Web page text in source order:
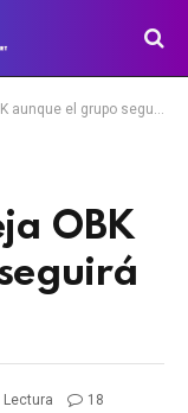
el grupo seguirá adelante
OBK
Lectura 18